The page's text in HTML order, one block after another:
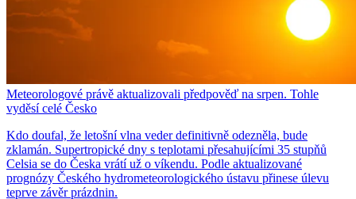
Meteorologové právě aktualizovali předpověď na srpen. Tohle
vyděsí celé Česko
Kdo doufal, že letošní vlna veder definitivně odezněla, bude
zklamán. Supertropické dny s teplotami přesahujícími 35 stupňů
Celsia se do Česka vrátí už o víkendu. Podle aktualizované
prognózy Českého hydrometeorologického ústavu přinese úlevu
teprve závěr prázdnin.